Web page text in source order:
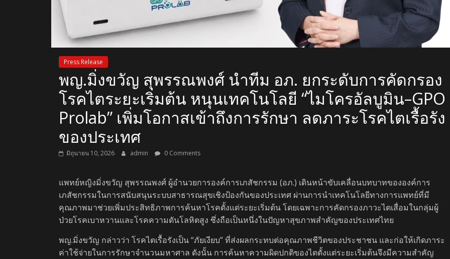
Press Release
พญ.มิ่งขวัญ สุพรรณพงศ์ นำทีม อภ. ยกระดับการคัดกรอง
โรคไตระยะเริ่มต้น หนุนเทคโนโลยี “ไมโครอัลบูมิน–GPO
Prolab” เพิ่มโอกาสเข้าถึงการรักษา ลดภาระโรคไตเรื้อรัง
ของประเทศ
มิถุนายน 10, 2026 admin 0 Comments
แพทย์หญิงมิ่งขวัญ สุพรรณพงศ์ ผู้อำนวยการองค์การเภสัชกรรม (อภ.) เดินหน้าขับเคลื่อนบทบาทขององค์การ
เภสัชกรรมในการสนับสนุนระบบสาธารณสุขเชิงป้องกันของประเทศ ผ่านการนำเทคโนโลยีทางการแพทย์ที่มี
คุณภาพมาช่วยเพิ่มประสิทธิภาพการค้นหาโรคตั้งแต่ระยะเริ่มต้น โดยเฉพาะการคัดกรองภาวะไตเสื่อมในกลุ่มผู้
ป่วยโรคเบาหวานและโรคความดันโลหิตสูง ซึ่งถือเป็นหนึ่งในปัญหาสุขภาพสำคัญของประเทศไทย
พญ.มิ่งขวัญ กล่าวว่า โรคไตเรื้อรังเป็น “ภัยเงียบ” ที่ส่งผลกระทบต่อคุณภาพชีวิตของประชาชน และก่อให้เกิดภาระ
ค่าใช้จ่ายในการรักษาจำนวนมหาศาล ดังนั้น การค้นหาความผิดปกติของไตตั้งแต่ระยะเริ่มต้นจึงมีความสำคัญ